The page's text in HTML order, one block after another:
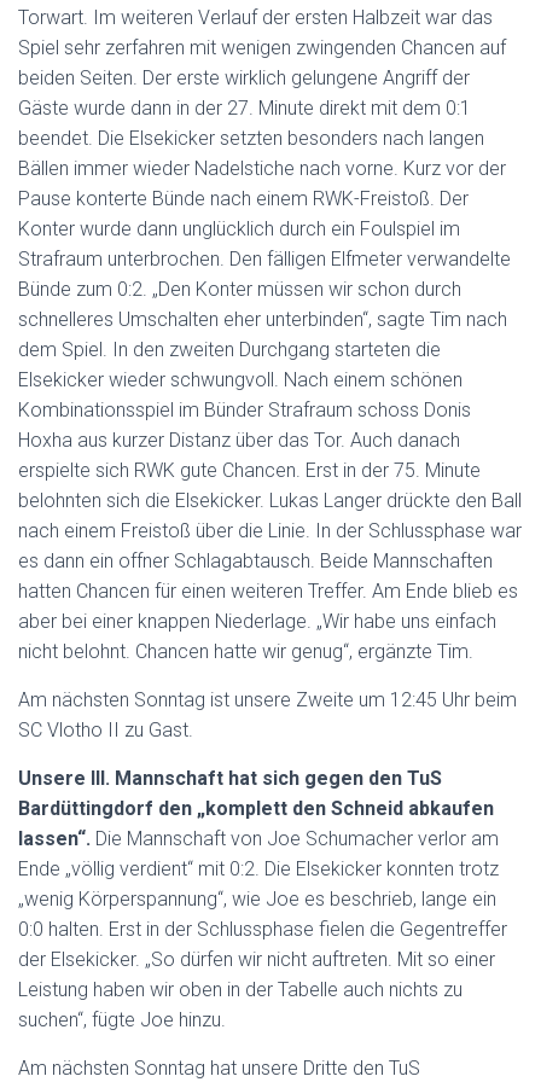
Torwart. Im weiteren Verlauf der ersten Halbzeit war das
Spiel sehr zerfahren mit wenigen zwingenden Chancen auf
beiden Seiten. Der erste wirklich gelungene Angriff der
Gäste wurde dann in der 27. Minute direkt mit dem 0:1
beendet. Die Elsekicker setzten besonders nach langen
Bällen immer wieder Nadelstiche nach vorne. Kurz vor der
Pause konterte Bünde nach einem RWK-Freistoß. Der
Konter wurde dann unglücklich durch ein Foulspiel im
Strafraum unterbrochen. Den fälligen Elfmeter verwandelte
Bünde zum 0:2. „Den Konter müssen wir schon durch
schnelleres Umschalten eher unterbinden“, sagte Tim nach
dem Spiel. In den zweiten Durchgang starteten die
Elsekicker wieder schwungvoll. Nach einem schönen
Kombinationsspiel im Bünder Strafraum schoss Donis
Hoxha aus kurzer Distanz über das Tor. Auch danach
erspielte sich RWK gute Chancen. Erst in der 75. Minute
belohnten sich die Elsekicker. Lukas Langer drückte den Ball
nach einem Freistoß über die Linie. In der Schlussphase war
es dann ein offner Schlagabtausch. Beide Mannschaften
hatten Chancen für einen weiteren Treffer. Am Ende blieb es
aber bei einer knappen Niederlage. „Wir habe uns einfach
nicht belohnt. Chancen hatte wir genug“, ergänzte Tim.
Am nächsten Sonntag ist unsere Zweite um 12:45 Uhr beim
SC Vlotho II zu Gast.
Unsere III. Mannschaft hat sich gegen den TuS
Bardüttingdorf den „komplett den Schneid abkaufen
lassen“. Die Mannschaft von Joe Schumacher verlor am
Ende „völlig verdient“ mit 0:2. Die Elsekicker konnten trotz
„wenig Körperspannung“, wie Joe es beschrieb, lange ein
0:0 halten. Erst in der Schlussphase fielen die Gegentreffer
der Elsekicker. „So dürfen wir nicht auftreten. Mit so einer
Leistung haben wir oben in der Tabelle auch nichts zu
suchen“, fügte Joe hinzu.
Am nächsten Sonntag hat unsere Dritte den TuS